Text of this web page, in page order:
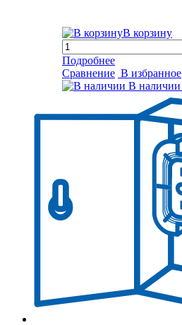
В корзину
Подробнее
Сравнение В избранное
В наличии